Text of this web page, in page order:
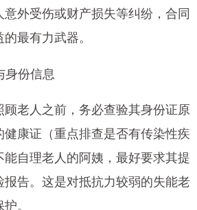
意外受伤或财产损失等纠纷，合同
最有力武器。
身份信息
顾老人之前，务必查验其身份证原
健康证（重点排查是否有传染性疾
能自理老人的阿姨，最好要求其提
报告。这是对抵抗力较弱的失能老
。